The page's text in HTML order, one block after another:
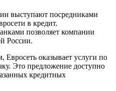
выступают посредниками
в кредит.
позволяет компании
России.
оказывает услуги по
Это предложение доступно
кредитных